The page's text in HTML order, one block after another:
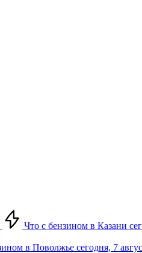
Что с бензином в Казани
в Поволжье сегодня, 7